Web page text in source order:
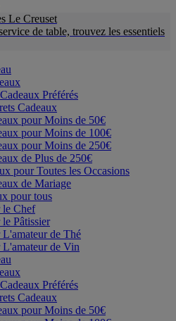
Le Creuset
de table, trouvez les essentiels
Préférés
Cadeaux
pour Moins de 50€
pour Moins de 100€
pour Moins de 250€
de Plus de 250€
pour Toutes les Occasions
de Mariage
pour tous
le Chef
Pâtissier
L'amateur de Thé
L'amateur de Vin
Préférés
Cadeaux
pour Moins de 50€